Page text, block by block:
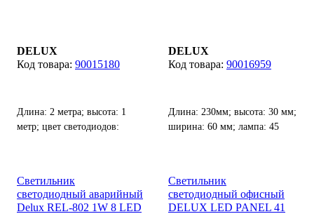
DELUX
90015180
Длина: 2 метра; высота: 1
метр; цвет светодиодов:
DELUX
90016959
Длина: 230мм; высота: 30 мм;
ширина: 60 мм; лампа: 45
Светильник
светодиодный аварийный
Delux REL-802 1W 8 LED
Светильник
светодиодный офисный
DELUX LED PANEL 41